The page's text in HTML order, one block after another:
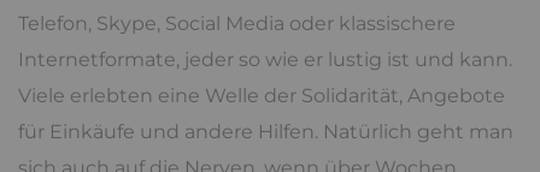
Telefon, Skype, Social Media oder klassischere
Internetformate, jeder so wie er lustig ist und kann.
Viele erlebten eine Welle der Solidarität, Angebote
für Einkäufe und andere Hilfen. Natürlich geht man
sich auch auf die Nerven, wenn über Wochen